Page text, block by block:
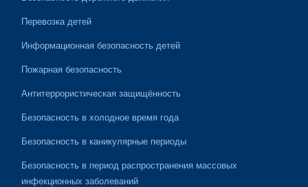
Перевозка детей
Информационная безопасность детей
Пожарная безопасность
Антитеррористическая защищённость
Безопасность в холодное время года
Безопасность в каникулярные периоды
Безопасность в период распространения массовых
инфекционных заболеваний